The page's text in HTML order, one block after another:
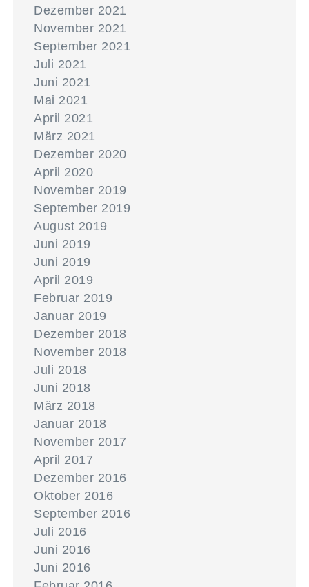
Dezember 2021
November 2021
September 2021
Juli 2021
Juni 2021
Mai 2021
April 2021
März 2021
Dezember 2020
April 2020
November 2019
September 2019
August 2019
Juni 2019
Juni 2019
April 2019
Februar 2019
Januar 2019
Dezember 2018
November 2018
Juli 2018
Juni 2018
März 2018
Januar 2018
November 2017
April 2017
Dezember 2016
Oktober 2016
September 2016
Juli 2016
Juni 2016
Juni 2016